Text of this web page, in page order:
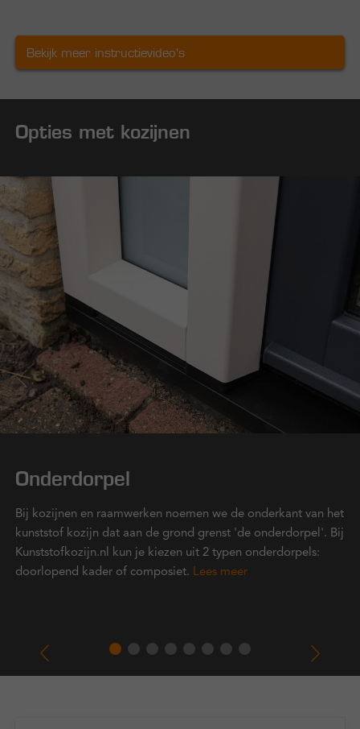
Bekijk meer instructievideo's
Opties met kozijnen
Onderdorpel
Bij kozijnen en raamwerken noemen we de onderkant van het
kunststof kozijn dat aan de grond grenst 'de onderdorpel'. Bij
Kunststofkozijn.nl kun je kiezen uit 2 typen onderdorpels:
doorlopend kader of composiet. Lees meer